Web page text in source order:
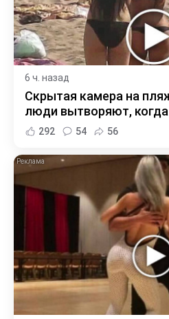
6 ч. назад
Скрытая камера на
люди вытворяют, когда
292 54 56